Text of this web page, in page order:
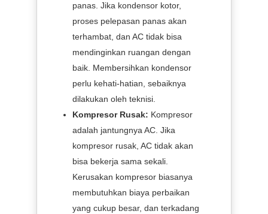
panas. Jika kondensor kotor,
proses pelepasan panas akan
terhambat, dan AC tidak bisa
mendinginkan ruangan dengan
baik. Membersihkan kondensor
perlu kehati-hatian, sebaiknya
dilakukan oleh teknisi.
Kompresor Rusak: Kompresor
adalah jantungnya AC. Jika
kompresor rusak, AC tidak akan
bisa bekerja sama sekali.
Kerusakan kompresor biasanya
membutuhkan biaya perbaikan
yang cukup besar, dan terkadang